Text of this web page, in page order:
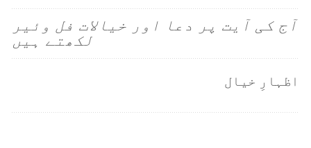
آج کی آیت پر دعا اور خیالات فل وئیر
لکھتے ہیں
اظہارِ خیال